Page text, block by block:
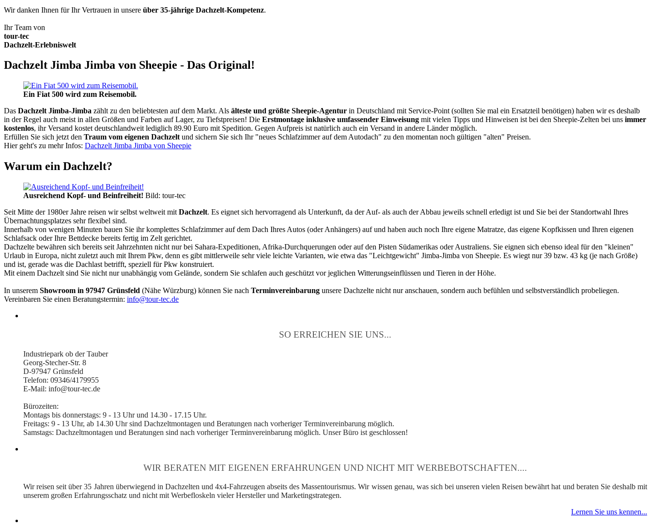
Wir danken Ihnen für Ihr Vertrauen in unsere über 35-jährige Dachzelt-Kompetenz.
Ihr Team von
tour-tec
Dachzelt-Erlebniswelt
Dachzelt Jimba Jimba von Sheepie - Das Original!
Ein Fiat 500 wird zum Reisemobil.
Das Dachzelt Jimba-Jimba zählt zu den beliebtesten auf dem Markt. Als älteste und größte Sheepie-Agentur in Deutschland mit Service-Point (sollten Sie mal ein Ersatzteil benötigen) haben wir es deshalb
in der Regel auch meist in allen Größen und Farben auf Lager, zu Tiefstpreisen! Die Erstmontage inklusive umfassender Einweisung mit vielen Tipps und Hinweisen ist bei den Sheepie-Zelten bei uns immer
kostenlos, ihr Versand kostet deutschlandweit lediglich 89.90 Euro mit Spedition. Gegen Aufpreis ist natürlich auch ein Versand in andere Länder möglich.
Erfüllen Sie sich jetzt den Traum vom eigenen Dachzelt und sichern Sie sich Ihr "neues Schlafzimmer auf dem Autodach" zu den momentan noch gültigen "alten" Preisen.
Hier geht's zu mehr Infos: Dachzelt Jimba Jimba von Sheepie
Warum ein Dachzelt?
Ausreichend Kopf- und Beinfreiheit! Bild: tour-tec
Seit Mitte der 1980er Jahre reisen wir selbst weltweit mit Dachzelt. Es eignet sich hervorragend als Unterkunft, da der Auf- als auch der Abbau jeweils schnell erledigt ist und Sie bei der Standortwahl Ihres
Übernachtungsplatzes sehr flexibel sind.
Innerhalb von wenigen Minuten bauen Sie ihr komplettes Schlafzimmer auf dem Dach Ihres Autos (oder Anhängers) auf und haben auch noch Ihre eigene Matratze, das eigene Kopfkissen und Ihren eigenen
Schlafsack oder Ihre Bettdecke bereits fertig im Zelt gerichtet.
Dachzelte bewähren sich bereits seit Jahrzehnten nicht nur bei Sahara-Expeditionen, Afrika-Durchquerungen oder auf den Pisten Südamerikas oder Australiens. Sie eignen sich ebenso ideal für den "kleinen"
Urlaub in Europa, nicht zuletzt auch mit Ihrem Pkw, denn es gibt mittlerweile sehr viele leichte Varianten, wie etwa das "Leichtgewicht" Jimba-Jimba von Sheepie. Es wiegt nur 39 bzw. 43 kg (je nach Größe)
und ist, gerade was die Dachlast betrifft, speziell für Pkw konstruiert.
Mit einem Dachzelt sind Sie nicht nur unabhängig vom Gelände, sondern Sie schlafen auch geschützt vor jeglichen Witterungseinflüssen und Tieren in der Höhe.
In unserem Showroom in 97947 Grünsfeld (Nähe Würzburg) können Sie nach Terminvereinbarung unsere Dachzelte nicht nur anschauen, sondern auch befühlen und selbstverständlich probeliegen.
Vereinbaren Sie einen Beratungstermin: info@tour-tec.de
SO ERREICHEN SIE UNS...
Industriepark ob der Tauber
Georg-Stecher-Str. 8
D-97947 Grünsfeld
Telefon: 09346/4179955
E-Mail: info@tour-tec.de
Bürozeiten:
Montags bis donnerstags: 9 - 13 Uhr und 14.30 - 17.15 Uhr.
Freitags: 9 - 13 Uhr, ab 14.30 Uhr sind Dachzeltmontagen und Beratungen nach vorheriger Terminvereinbarung möglich.
Samstags: Dachzeltmontagen und Beratungen sind nach vorheriger Terminvereinbarung möglich. Unser Büro ist geschlossen!
WIR BERATEN MIT EIGENEN ERFAHRUNGEN UND NICHT MIT WERBEBOTSCHAFTEN....
Wir reisen seit über 35 Jahren überwiegend in Dachzelten und 4x4-Fahrzeugen abseits des Massentourismus. Wir wissen genau, was sich bei unseren vielen Reisen bewährt hat und beraten Sie deshalb mit
unserem großen Erfahrungsschatz und nicht mit Werbefloskeln vieler Hersteller und Marketingstrategen.
Lernen Sie uns kennen...